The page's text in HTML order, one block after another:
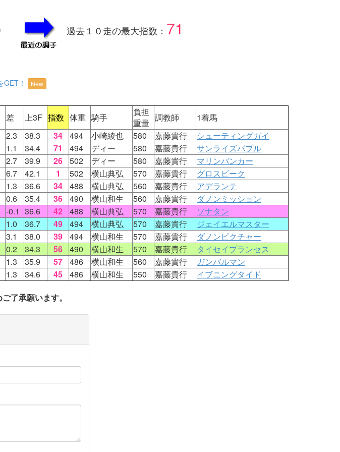
過去１０走の最大指数： 71
！
New
差 上3F 指数 体重 騎手
負担
重量 調教師
1着馬
2.3 38.3 34 494 小崎綾也 580 嘉藤貴行
シューティングガイ
1.1 34.4 71 494 ディー 580 嘉藤貴行
サンライズバブル
2.7 39.9 26 502 ディー 580 嘉藤貴行
マリンバンカー
6.7 42.1 1 502 横山典弘 570 嘉藤貴行
グロスビーク
1.3 36.6 34 488 横山典弘 560 嘉藤貴行
アデランテ
0.6 35.4 36 490 横山和生 560 嘉藤貴行
ダノンミッション
-0.1 36.6 42 488 横山典弘 570 嘉藤貴行
ソナタン
1.0 36.7 49 494 横山典弘 570 嘉藤貴行
ジェイエルマスター
3.1 38.0 39 494 横山和生 570 嘉藤貴行
ダノンピクチャー
0.2 34.3 56 490 横山和生 570 嘉藤貴行
タイセイプランセス
1.3 35.9 57 486 横山和生 560 嘉藤貴行
ガンバルマン
1.3 34.6 45 486 横山和生 550 嘉藤貴行
イブニングタイド
了承願います。